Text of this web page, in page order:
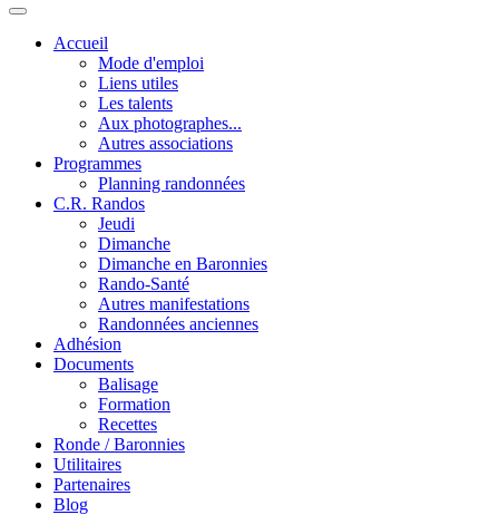
Accueil
Mode d'emploi
Liens utiles
Les talents
Aux photographes...
Autres associations
Programmes
Planning randonnées
C.R. Randos
Jeudi
Dimanche
Dimanche en Baronnies
Rando-Santé
Autres manifestations
Randonnées anciennes
Adhésion
Documents
Balisage
Formation
Recettes
Ronde / Baronnies
Utilitaires
Partenaires
Blog